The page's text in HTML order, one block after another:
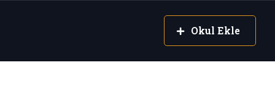
Okul Ekle